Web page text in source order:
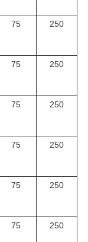
75 250
75 250
75 250
75 250
75 250
75 250